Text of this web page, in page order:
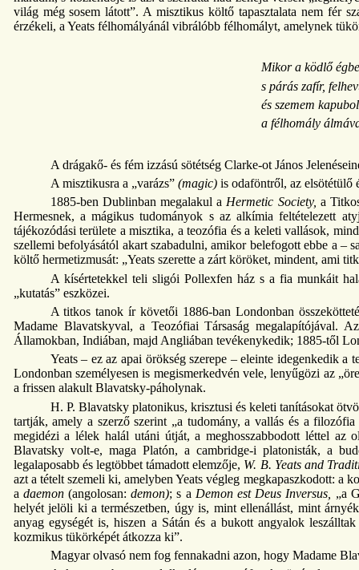
világ még sosem látott”. A misztikus költő tapasztalata nem fér
érzékeli, a Yeats félhomályánál vibrálóbb félhomályt, amelynek
Mikor a ködlő
s párás zafír,
és szemem
a félhomály
A drágakő- és fém izzású sötétség Clarke-ot János
A misztikusra a „varázs” (magic)is odaföntről, az elsötétülő
1885-ben Dublinban megalakul a Hermetic Society, a
Hermesnek, a mágikus tudományok s az alkímia feltételezett
tájékozódási területe a misztika, a teozófia és a keleti vallások,
szellemi befolyásától akart szabadulni, amikor belefogott ebbe a –
költő hermetizmusát: „Yeats szerette a zárt köröket, mindent, ami
A kísértetekkel teli sligói Pollexfen ház s a fia munkáit
„kutatás” eszközei.
A titkos tanok ír követői 1886-ban Londonban
Madame Blavatskyval, a Teozófiai Társaság megalapítójával.
Államokban, Indiában, majd Angliában tevékenykedik; 1885-től
Yeats – ez az apai örökség szerepe – eleinte idegenkedik
Londonban személyesen is megismerkedvén vele, lenyűgözi az
a frissen alakult Blavatsky-páholynak.
H. P. Blavatsky platonikus, krisztusi és keleti tanításokat
tartják, amely a szerző szerint „a tudomány, a vallás és a
megidézi a lélek halál utáni útját, a meghosszabbodott léttel
Blavatsky volt-e, maga Platón, a cambridge-i platonisták, a
legalaposabb és legtöbbet támadott elemzője, W. B. Yeats and
azt a tételt szemeli ki, amelyben Yeats végleg megkapaszkodott: a
a daemon(angolosan:demon); s a Demon est Deus Inversus,
„a
helyét jelöli ki a természetben, úgy is, mint ellenállást, mint
anyag egységét is, hiszen a Sátán és a bukott angyalok
kozmikus tükörképét átkozza ki”.
Magyar olvasó nem fog fennakadni azon, hogy Madame